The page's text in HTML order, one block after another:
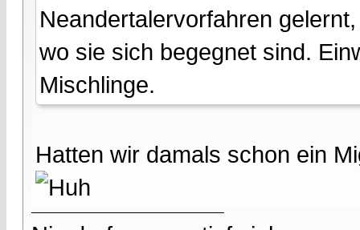
Neandertalervorfahren
wo sie sich begegnet sind.
Mischlinge.
Hatten wir damals schon ein